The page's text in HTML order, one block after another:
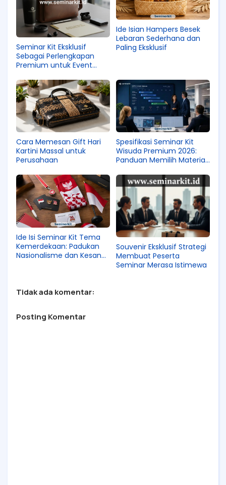
Seminar Kit Eksklusif
Sebagai Perlengkapan
Premium untuk Event
Ide Isian Hampers Besek
Lebaran Sederhana dan
Paling Eksklusif
Cara Memesan Gift Hari
Kartini Massal untuk
Perusahaan
Spesifikasi Seminar Kit
Wisuda Premium 2026:
Panduan Memilih Material
Alumni
Ide Isi Seminar Kit Tema
Kemerdekaan: Padukan
Nasionalisme dan Kesan
Souvenir Eksklusif Strategi
Membuat Peserta
Seminar Merasa Istimewa
Tidak ada komentar:
Posting Komentar